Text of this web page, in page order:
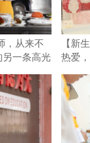
，从来不
另一条高光
【新
热爱